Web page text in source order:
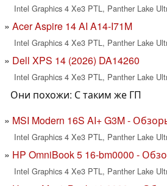
Intel Graphics 4 Xe3 PTL, Panther Lake
Acer Aspire 14 AI A14-I71M
Intel Graphics 4 Xe3 PTL, Panther Lake
Dell XPS 14 (2026) DA14260
Intel Graphics 4 Xe3 PTL, Panther Lake
Они похожи: С таким же ГП
MSI Modern 16S AI+ G3M -
Intel Graphics 4 Xe3 PTL, Panther Lake
HP OmniBook 5 16-bm0000 -
Intel Graphics 4 Xe3 PTL, Panther Lake